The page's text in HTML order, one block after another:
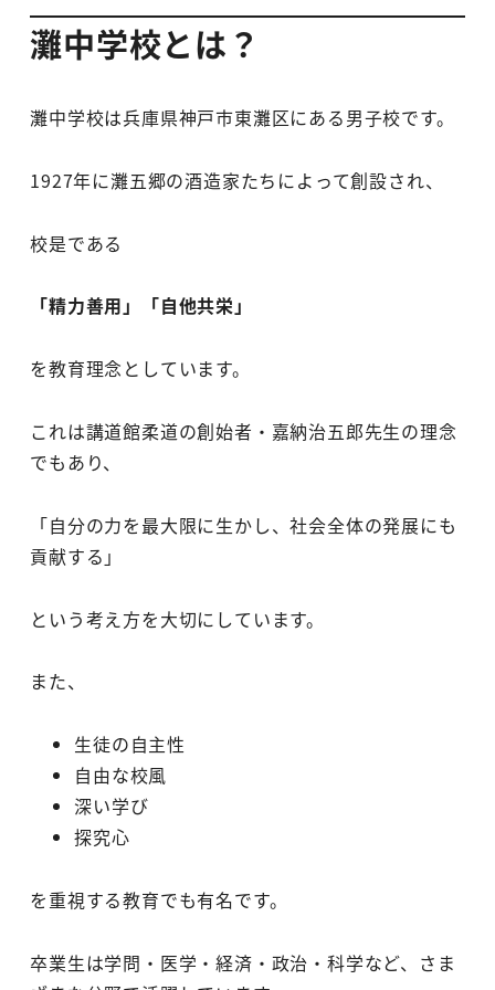
灘中学校とは？
灘中学校は兵庫県神戸市東灘区にある男子校です。
1927年に灘五郷の酒造家たちによって創設され、
校是である
「精力善用」「自他共栄」
を教育理念としています。
これは講道館柔道の創始者・嘉納治五郎先生の理念
でもあり、
「自分の力を最大限に生かし、社会全体の発展にも
貢献する」
という考え方を大切にしています。
また、
生徒の自主性
自由な校風
深い学び
探究心
を重視する教育でも有名です。
卒業生は学問・医学・経済・政治・科学など、さま